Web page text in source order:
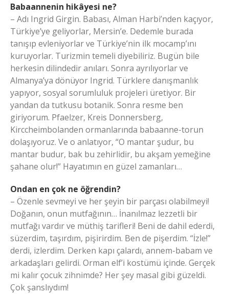
Babaannenin hikâyesi ne?
– Adı Ingrid Girgin. Babası, Alman Harbi’nden kaçıyor,
Türkiye’ye geliyorlar, Mersin’e. Dedemle burada
tanışıp evleniyorlar ve Türkiye’nin ilk mocamp’ını
kuruyorlar. Turizmin temeli diyebiliriz. Bugün bile
herkesin dilindedir anıları. Sonra ayrılıyorlar ve
Almanya’ya dönüyor Ingrid. Türklere danışmanlık
yapıyor, sosyal sorumluluk projeleri üretiyor. Bir
yandan da tutkusu botanik. Sonra resme ben
giriyorum. Pfaelzer, Kreis Donnersberg,
Kirccheimbolanden ormanlarında babaanne-torun
dolaşıyoruz. Ve o anlatıyor, “O mantar şudur, bu
mantar budur, bak bu zehirlidir, bu akşam yemeğine
şahane olur!” Hayatımın en güzel zamanları…
Ondan en çok ne öğrendin?
– Özenle sevmeyi ve her şeyin bir parçası olabilmeyi!
Doğanın, onun mutfağının… İnanılmaz lezzetli bir
mutfağı vardır ve müthiş tarifleri! Beni de dahil ederdi,
süzerdim, taşırdım, pişirirdim. Ben de pişerdim. “İzle!”
derdi, izlerdim. Derken kapı çalardı, annem-babam ve
arkadaşları gelirdi. Orman elf’i kostümü içinde. Gerçek
mi kalır çocuk zihnimde? Her şey masal gibi güzeldi.
Çok şanslıydım!